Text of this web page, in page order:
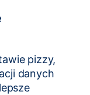
pizzy,
danych